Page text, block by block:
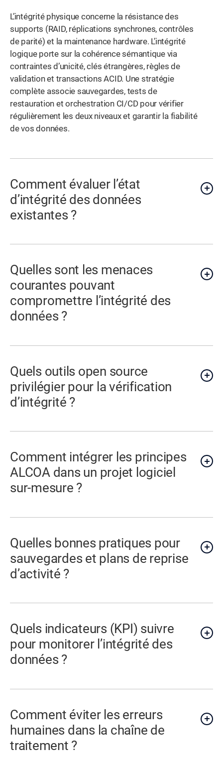
L’intégrité physique concerne la résistance des
supports (RAID, réplications synchrones, contrôles
de parité) et la maintenance hardware. L’intégrité
logique porte sur la cohérence sémantique via
contraintes d’unicité, clés étrangères, règles de
validation et transactions ACID. Une stratégie
complète associe sauvegardes, tests de
restauration et orchestration CI/CD pour vérifier
régulièrement les deux niveaux et garantir la fiabilité
de vos données.
Comment évaluer l’état
d’intégrité des données
existantes ?
Quelles sont les menaces
courantes pouvant
compromettre l’intégrité des
données ?
Quels outils open source
privilégier pour la vérification
d’intégrité ?
Comment intégrer les principes
ALCOA dans un projet logiciel
sur-mesure ?
Quelles bonnes pratiques pour
sauvegardes et plans de reprise
d’activité ?
Quels indicateurs (KPI) suivre
pour monitorer l’intégrité des
données ?
Comment éviter les erreurs
humaines dans la chaîne de
traitement ?